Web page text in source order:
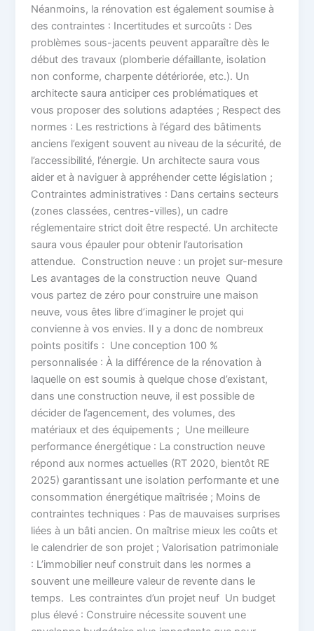
Néanmoins, la rénovation est également soumise à
des contraintes : Incertitudes et surcoûts : Des
problèmes sous-jacents peuvent apparaître dès le
début des travaux (plomberie défaillante, isolation
non conforme, charpente détériorée, etc.). Un
architecte saura anticiper ces problématiques et
vous proposer des solutions adaptées ; Respect des
normes : Les restrictions à l’égard des bâtiments
anciens l’exigent souvent au niveau de la sécurité, de
l’accessibilité, l’énergie. Un architecte saura vous
aider et à naviguer à appréhender cette législation ;
Contraintes administratives : Dans certains secteurs
(zones classées, centres-villes), un cadre
réglementaire strict doit être respecté. Un architecte
saura vous épauler pour obtenir l’autorisation
attendue. Construction neuve : un projet sur-mesure
Les avantages de la construction neuve Quand
vous partez de zéro pour construire une maison
neuve, vous êtes libre d’imaginer le projet qui
convienne à vos envies. Il y a donc de nombreux
points positifs : Une conception 100 %
personnalisée : À la différence de la rénovation à
laquelle on est soumis à quelque chose d’existant,
dans une construction neuve, il est possible de
décider de l’agencement, des volumes, des
matériaux et des équipements ; Une meilleure
performance énergétique : La construction neuve
répond aux normes actuelles (RT 2020, bientôt RE
2025) garantissant une isolation performante et une
consommation énergétique maîtrisée ; Moins de
contraintes techniques : Pas de mauvaises surprises
liées à un bâti ancien. On maîtrise mieux les coûts et
le calendrier de son projet ; Valorisation patrimoniale
: L’immobilier neuf construit dans les normes a
souvent une meilleure valeur de revente dans le
temps. Les contraintes d’un projet neuf Un budget
plus élevé : Construire nécessite souvent une